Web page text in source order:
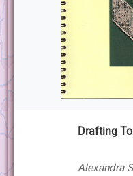
Drafting
Alexandra